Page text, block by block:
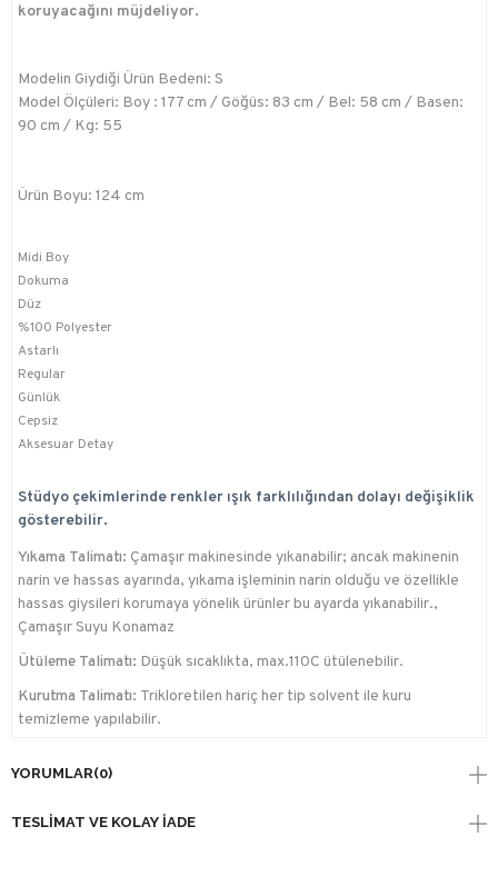
koruyacağını müjdeliyor.
Modelin Giydiği Ürün Bedeni: S
Model Ölçüleri: Boy : 177 cm / Göğüs: 83 cm / Bel: 58 cm / Basen:
90 cm / Kg: 55
Ürün Boyu: 124 cm
Midi Boy
Dokuma
Düz
%100 Polyester
Astarlı
Regular
Günlük
Cepsiz
Aksesuar Detay
Stüdyo çekimlerinde renkler ışık farklılığından dolayı değişiklik
gösterebilir.
Yıkama Talimatı: Çamaşır makinesinde yıkanabilir; ancak makinenin
narin ve hassas ayarında, yıkama işleminin narin olduğu ve özellikle
hassas giysileri korumaya yönelik ürünler bu ayarda yıkanabilir.,
Çamaşır Suyu Konamaz
Ütüleme Talimatı: Düşük sıcaklıkta, max.110C ütülenebilir.
Kurutma Talimatı: Trikloretilen hariç her tip solvent ile kuru
temizleme yapılabilir.
YORUMLAR(0)
TESLIMAT VE KOLAY İADE